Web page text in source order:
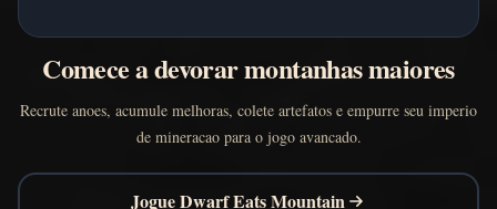
Comece a devorar montanhas maiores
Recrute anoes, acumule melhoras, colete artefatos e empurre seu imperio
de mineracao para o jogo avancado.
Jogue Dwarf Eats Mountain